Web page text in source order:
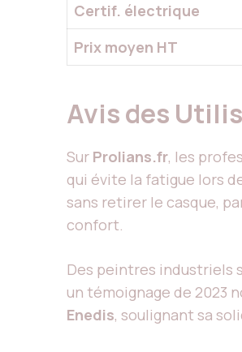
Certif. électrique
Prix moyen HT
Avis des
Sur Prolians.fr, les
qui évite la fatigue lors
sans retirer le casque,
confort.
Des peintres industriels
un témoignage de 2023
Enedis, soulignant sa